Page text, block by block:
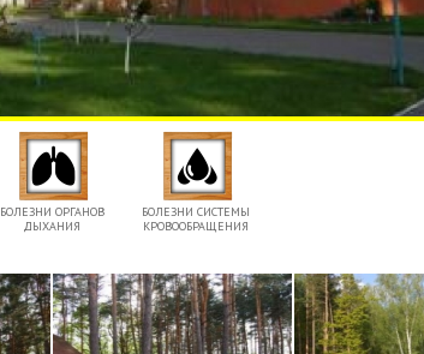
БОЛЕЗНИ ОРГАНОВ
ДЫХАНИЯ
БОЛЕЗНИ СИСТЕМЫ
КРОВООБРАЩЕНИЯ